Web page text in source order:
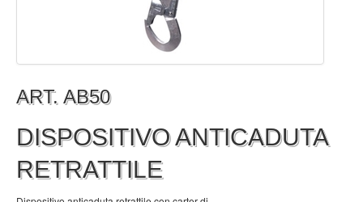
ART. AB50
DISPOSITIVO ANTICADUTA
RETRATTILE